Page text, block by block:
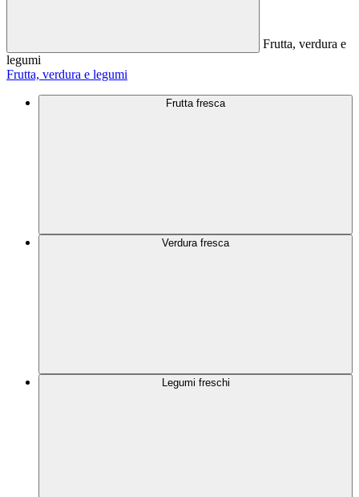
Frutta, verdura e
legumi
Frutta, verdura e legumi
Frutta fresca
Verdura fresca
Legumi freschi